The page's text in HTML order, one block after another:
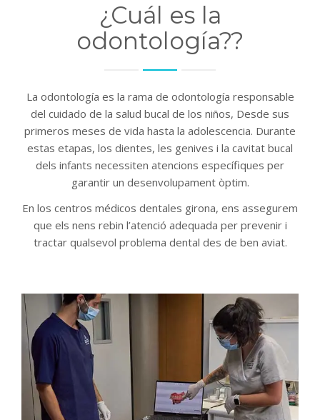
¿Cuál es la
odontología??
La odontología es la rama de odontología responsable
del cuidado de la salud bucal de los niños, Desde sus
primeros meses de vida hasta la adolescencia. Durante
estas etapas, los dientes, les genives i la cavitat bucal
dels infants necessiten atencions específiques per
garantir un desenvolupament òptim.
En los centros médicos dentales girona, ens assegurem
que els nens rebin l’atenció adequada per prevenir i
tractar qualsevol problema dental des de ben aviat.